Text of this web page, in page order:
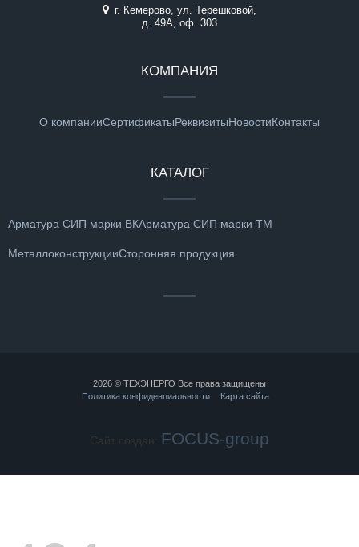
г. Кемерово, ул. Терешковой,
д. 49А, оф. 303
КОМПАНИЯ
О компанииСертификатыРеквизитыНовостиКонтакты
КАТАЛОГ
Арматура СИП марки ВКАрматура СИП марки ТМ
МеталлоконструкцииСторонняя продукция
2026 © ТЕХЭНЕРГО Все права защищены
Политика конфиденциальности
Карта сайта
FOCUS-group